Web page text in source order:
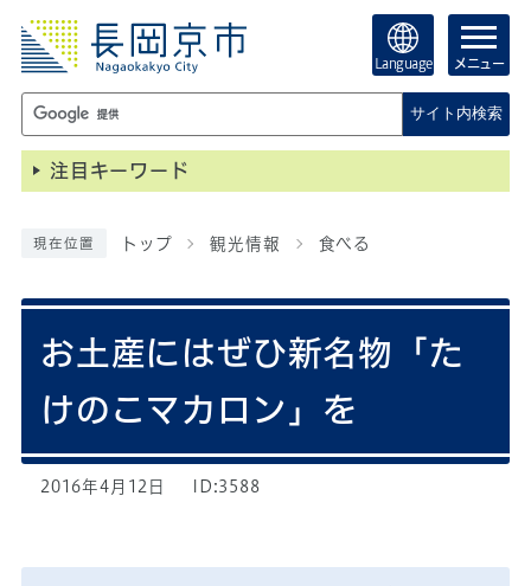
Language メニュー
サイト内検索
注目キーワード
現在位置 トップ 観光情報 食べる
お土産にはぜひ新名物「た
けのこマカロン」を
2016年4月12日 ID:3588